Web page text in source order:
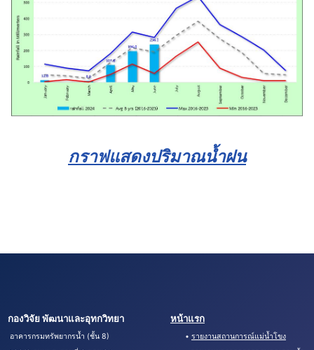
กราฟแสดงปริมาณน้ำฝน
กองวิจัย พัฒนาและอุทกวิทยา หน้าแรก
อาคารกรมทรัพยากรน้ำ (ชั้น 8) • รายงานสถานการณ์แม่น้ำโขง